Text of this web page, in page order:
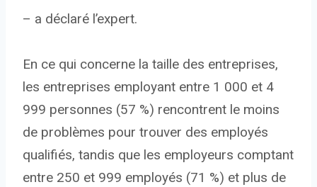
– a déclaré l’expert.
En ce qui concerne la taille des entreprises,
les entreprises employant entre 1 000 et 4
999 personnes (57 %) rencontrent le moins
de problèmes pour trouver des employés
qualifiés, tandis que les employeurs comptant
entre 250 et 999 employés (71 %) et plus de